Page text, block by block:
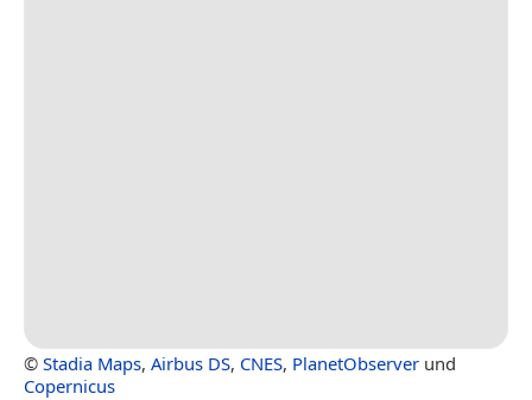
© Stadia Maps, Airbus DS, CNES, PlanetObserver und
Copernicus